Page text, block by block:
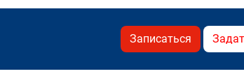
Записаться